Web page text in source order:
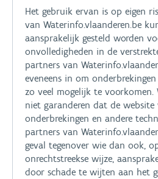
Het gebruik ervan is op eigen
van Waterinfo.vlaanderen.be
aansprakelijk gesteld worden
onvolledigheden in de
partners van
eveneens in om
zo veel mogelijk te voorkomen.
niet garanderen dat de
onderbrekingen en andere
partners van
geval tegenover wie dan ook,
onrechtstreekse wijze,
door schade te wijten aan het